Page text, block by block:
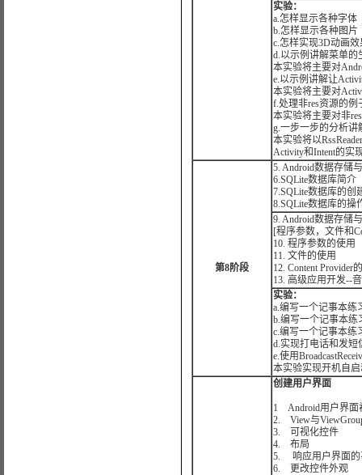
实验：
a.怎样显示各种字体
b.怎样显示各种图片
c.怎样实现3D动画效
d.以示例讲解菜单的
本实验将主要对
e.以示例讲解让
本实验将主要对
f.处理非res资源的例
本实验将主要对非
g.一步一步的分析讲
本实验将以
Activity和Intent的实
第8阶段
5. Android数据存储
6.SQLite数据库简介
7.SQLite数据库的创
8.SQLite数据库的操
9. Android数据存储
[程序参数，文件和
10. 程序参数的使用
11. 文件的使用
12. Content Provider
13. 高级应用开发--
实验：
a.编写一个记事本练
b.编写一个记事本练
c.编写一个记事本练
d.实现打电话和发短
e.使用
本实验实现开机自启
创建用户界面
1 Android用户界
2. View与
3. 可视化控件
4. 布局
5. 响应用户界面
6. 更改控件外观